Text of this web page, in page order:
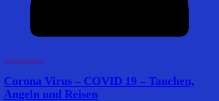
harpune.info
Corona Virus – COVID 19 – Tauchen,
Angeln und Reisen